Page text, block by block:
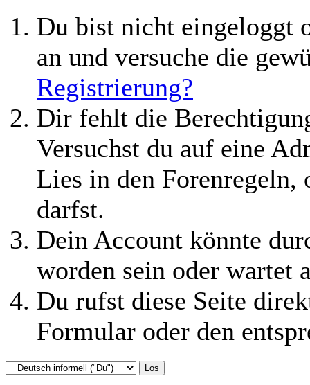
Du bist nicht eingeloggt
an und versuche die
Registrierung?
Dir fehlt die
Versuchst du auf eine
Lies in den Forenregeln,
darfst.
Dein Account könnte
worden sein oder wartet
Du rufst diese Seite
Formular oder den